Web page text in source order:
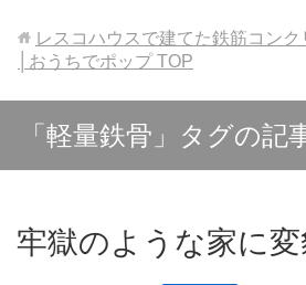
レスコハウスで建てた鉄筋コン
│おうちでポップTOP
「軽量鉄骨」タグの記
牢獄のような家に